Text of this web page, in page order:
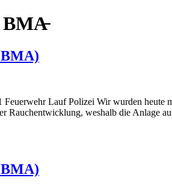
BMA̵
BMA)
Lauf Polizei Wir wurden
Rauchentwicklung, weshalb die Anlage
BMA)